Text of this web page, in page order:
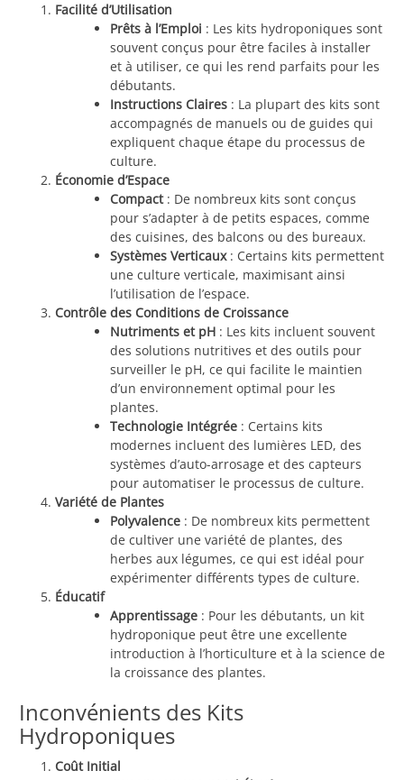
Facilité d’Utilisation
Prêts à l’Emploi : Les kits hydroponiques sont
souvent conçus pour être faciles à installer
et à utiliser, ce qui les rend parfaits pour les
débutants.
Instructions Claires : La plupart des kits sont
accompagnés de manuels ou de guides qui
expliquent chaque étape du processus de
culture.
Économie d’Espace
Compact: De nombreux kits sont conçus
pour s’adapter à de petits espaces, comme
des cuisines, des balcons ou des bureaux.
Systèmes Verticaux: Certains kits permettent
une culture verticale, maximisant ainsi
l’utilisation de l’espace.
Contrôle des Conditions de Croissance
Nutriments et pH : Les kits incluent souvent
des solutions nutritives et des outils pour
surveiller le pH, ce qui facilite le maintien
d’un environnement optimal pour les
plantes.
Technologie Intégrée : Certains kits
modernes incluent des lumières LED, des
systèmes d’auto-arrosage et des capteurs
pour automatiser le processus de culture.
Variété de Plantes
Polyvalence : De nombreux kits permettent
de cultiver une variété de plantes, des
herbes aux légumes, ce qui est idéal pour
expérimenter différents types de culture.
Éducatif
Apprentissage : Pour les débutants, un kit
hydroponique peut être une excellente
introduction à l’horticulture et à la science de
la croissance des plantes.
Inconvénients des Kits
Hydroponiques
Coût Initial